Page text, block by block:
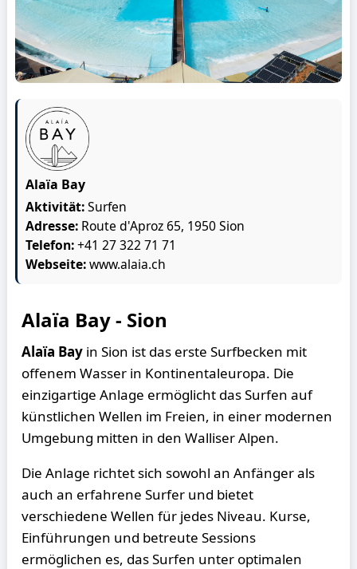
Alaïa Bay
Aktivität:Surfen
Adresse: Route d'Aproz 65, 1950 Sion
Telefon:+41 27 322 71 71
Webseite:www.alaia.ch
Alaïa Bay - Sion
Alaïa Bay in Sion ist das erste Surfbecken mit
offenem Wasser in Kontinentaleuropa. Die
einzigartige Anlage ermöglicht das Surfen auf
künstlichen Wellen im Freien, in einer modernen
Umgebung mitten in den Walliser Alpen.
Die Anlage richtet sich sowohl an Anfänger als
auch an erfahrene Surfer und bietet
verschiedene Wellen für jedes Niveau. Kurse,
Einführungen und betreute Sessions
ermöglichen es, das Surfen unter optimalen